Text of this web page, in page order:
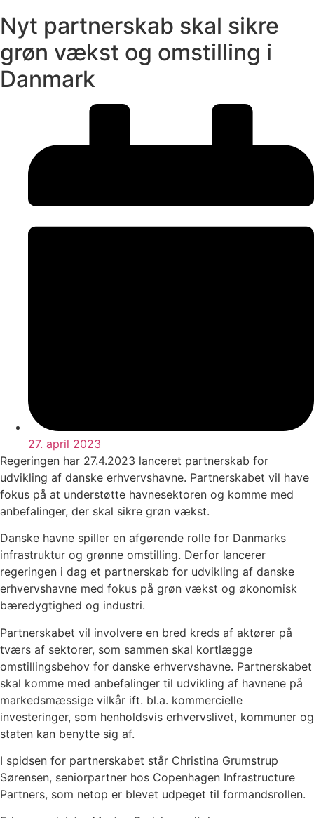
Nyt partnerskab skal sikre
grøn vækst og omstilling i
Danmark
27. april 2023
Regeringen har 27.4.2023 lanceret partnerskab for
udvikling af danske erhvervshavne. Partnerskabet vil have
fokus på at understøtte havnesektoren og komme med
anbefalinger, der skal sikre grøn vækst.
Danske havne spiller en afgørende rolle for Danmarks
infrastruktur og grønne omstilling. Derfor lancerer
regeringen i dag et partnerskab for udvikling af danske
erhvervshavne med fokus på grøn vækst og økonomisk
bæredygtighed og industri.
Partnerskabet vil involvere en bred kreds af aktører på
tværs af sektorer, som sammen skal kortlægge
omstillingsbehov for danske erhvervshavne. Partnerskabet
skal komme med anbefalinger til udvikling af havnene på
markedsmæssige vilkår ift. bl.a. kommercielle
investeringer, som henholdsvis erhvervslivet, kommuner og
staten kan benytte sig af.
I spidsen for partnerskabet står Christina Grumstrup
Sørensen, seniorpartner hos Copenhagen Infrastructure
Partners, som netop er blevet udpeget til formandsrollen.